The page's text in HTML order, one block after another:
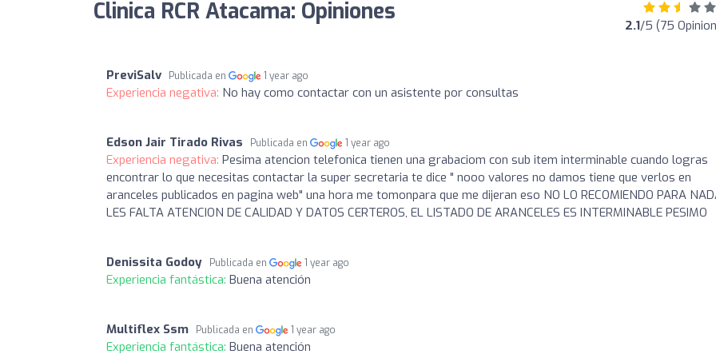
Clinica RCR Atacama: Opiniones 2.1/5 (75
PreviSalv Publicada en 1 year ago
Experiencia negativa: No hay como contactar con un asistente por consultas
Edson Jair Tirado Rivas Publicada en 1 year ago
Experiencia negativa: Pesima atencion telefonica tienen una grabaciom con sub item interminable cuando logras
encontrar lo que necesitas contactar la super secretaria te dice " nooo valores no damos tiene que verlos en
aranceles publicados en pagina web" una hora me tomonpara que me dijeran eso NO LO RECOMIENDO PARA
LES FALTA ATENCION DE CALIDAD Y DATOS CERTEROS, EL LISTADO DE ARANCELES ES INTERMINABLE PESIMO
Denissita Godoy Publicada en 1 year ago
Experiencia fantástica: Buena atención
Multiflex Ssm Publicada en 1 year ago
Experiencia fantástica: Buena atención